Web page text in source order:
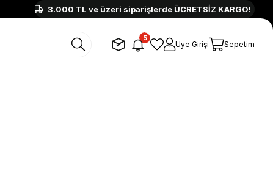
3.000 TL ve üzeri siparişlerde ÜCRETSİZ KARGO!
5
Üye Girişi Sepetim